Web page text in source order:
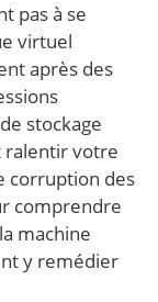
pas à se
virtuel
après des
stockage
ralentir votre
corruption des
comprendre
machine
y remédier